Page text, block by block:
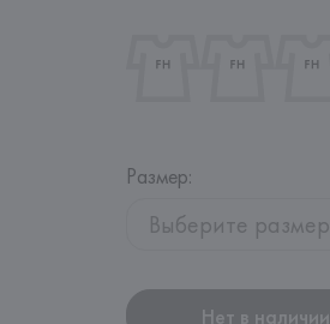
Размер:
Выберите размер
Нет в наличии